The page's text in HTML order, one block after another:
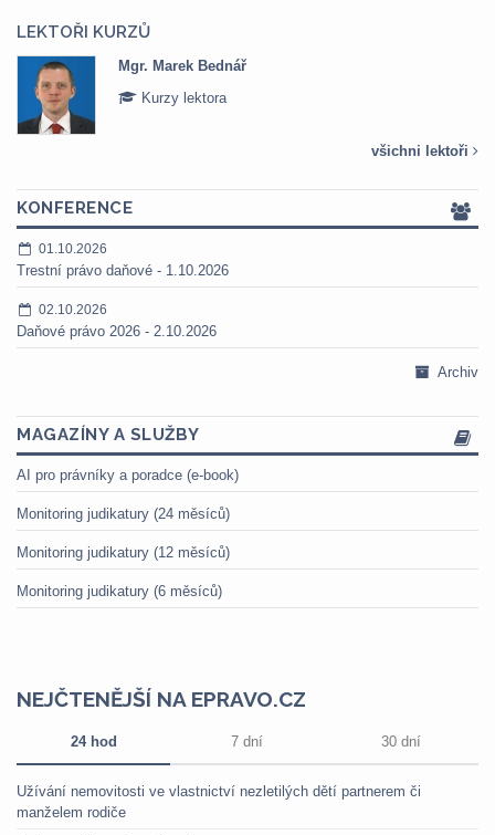
LEKTOŘI KURZŮ
Mgr. Marek Bednář
Kurzy lektora
všichni lektoři
KONFERENCE
01.10.2026
Trestní právo daňové - 1.10.2026
02.10.2026
Daňové právo 2026 - 2.10.2026
Archiv
MAGAZÍNY A SLUŽBY
AI pro právníky a poradce (e-book)
Monitoring judikatury (24 měsíců)
Monitoring judikatury (12 měsíců)
Monitoring judikatury (6 měsíců)
NEJČTENĚJŠÍ NA EPRAVO.CZ
24 hod 7 dní 30 dní
Užívání nemovitosti ve vlastnictví nezletilých dětí partnerem či
manželem rodiče